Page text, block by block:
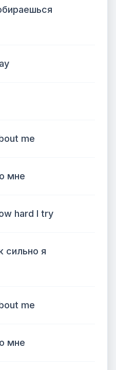
me
мне
hard I try
сильно я
me
мне